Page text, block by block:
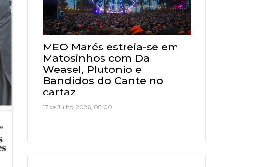
MEO Marés estreia-se em
Matosinhos com Da
Weasel, Plutonio e
Bandidos do Cante no
cartaz
17 de Julho, 2026, 08:00